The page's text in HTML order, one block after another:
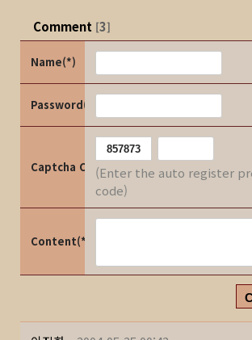
Comment [3]
Name(*)
Password(*)
Captcha Code(Enter the auto register
code)
Content(*)